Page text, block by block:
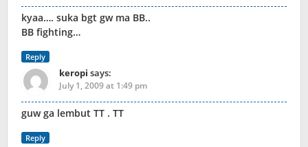
kyaa…. suka bgt gw ma BB..
BB fighting…
Reply
keropi says:
July 1, 2009 at 1:49 pm
guw ga lembut TT . TT
Reply